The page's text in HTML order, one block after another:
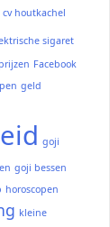
cv houtkachel
sigaret
Facebook
geld
goji
goji bessen
horoscopen
kleine